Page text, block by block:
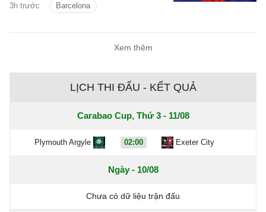
3h trước Barcelona
bảng cho tiền vệ người Tây Ban Nha.
Xem thêm
LỊCH THI ĐẤU - KẾT QUẢ
Carabao Cup, Thứ 3 - 11/08
Plymouth Argyle 02:00 Exeter City
Ngày - 10/08
Chưa có dữ liệu trận đấu